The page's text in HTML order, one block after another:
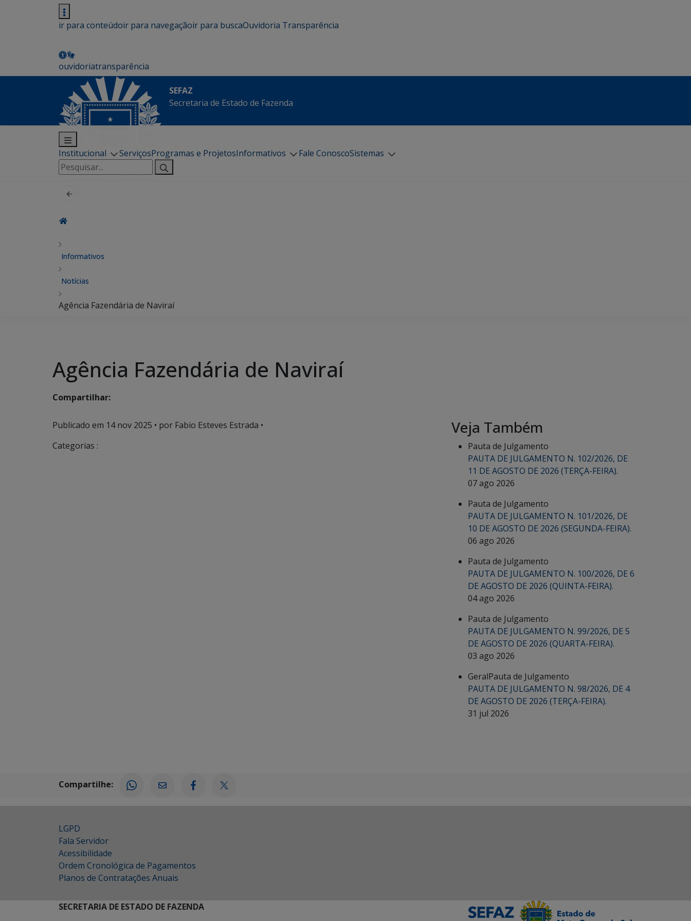
ir para conteúdoir para navegaçãoir para buscaOuvidoria Transparência
ouvidoriatransparência
SEFAZ
Secretaria de Estado de Fazenda
Institucional ServiçosProgramas e ProjetosInformativos Fale ConoscoSistemas
Pesquisar
por:
Informativos
Notícias
Agência Fazendária de Naviraí
Agência Fazendária de Naviraí
Compartilhar:
Publicado em 14 nov 2025 • por Fabio Esteves Estrada •
Categorias :
Veja Também
Pauta de Julgamento
PAUTA DE JULGAMENTO N. 102/2026, DE
11 DE AGOSTO DE 2026 (TERÇA-FEIRA).
07 ago 2026
Pauta de Julgamento
PAUTA DE JULGAMENTO N. 101/2026, DE
10 DE AGOSTO DE 2026 (SEGUNDA-FEIRA).
06 ago 2026
Pauta de Julgamento
PAUTA DE JULGAMENTO N. 100/2026, DE 6
DE AGOSTO DE 2026 (QUINTA-FEIRA).
04 ago 2026
Pauta de Julgamento
PAUTA DE JULGAMENTO N. 99/2026, DE 5
DE AGOSTO DE 2026 (QUARTA-FEIRA).
03 ago 2026
GeralPauta de Julgamento
PAUTA DE JULGAMENTO N. 98/2026, DE 4
DE AGOSTO DE 2026 (TERÇA-FEIRA).
31 jul 2026
Compartilhe:
LGPD
Fala Servidor
Acessibilidade
Ordem Cronológica de Pagamentos
Planos de Contratações Anuais
SECRETARIA DE ESTADO DE FAZENDA